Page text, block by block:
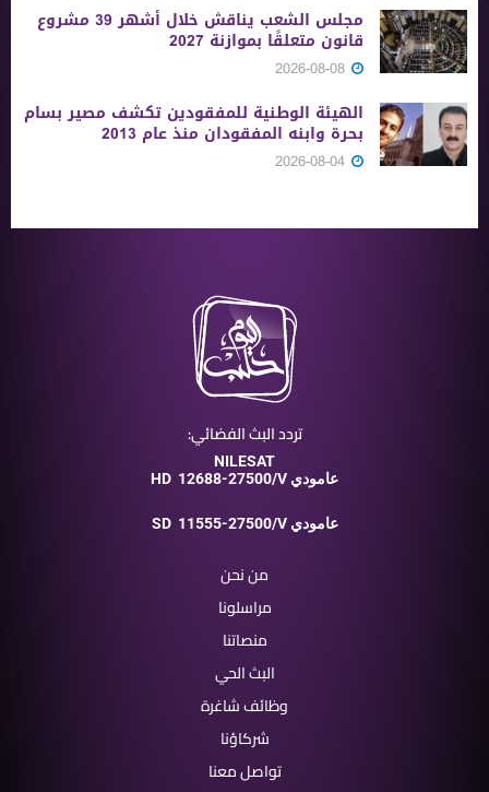
مجلس الشعب يناقش خلال أشهر 39 مشروع
قانون متعلقًا بموازنة 2027
الهيئة الوطنية للمفقودين تكشف مصير بسام
بحرة وابنه المفقودان منذ عام 2013
تردد البث الفضائي:
NILESAT
HD
12688-27500/V عامودي
SD 11555-27500/V عامودي
من نحن
مراسلونا
منصاتنا
البث الحي
وظائف شاغرة
شركاؤنا
تواصل معنا